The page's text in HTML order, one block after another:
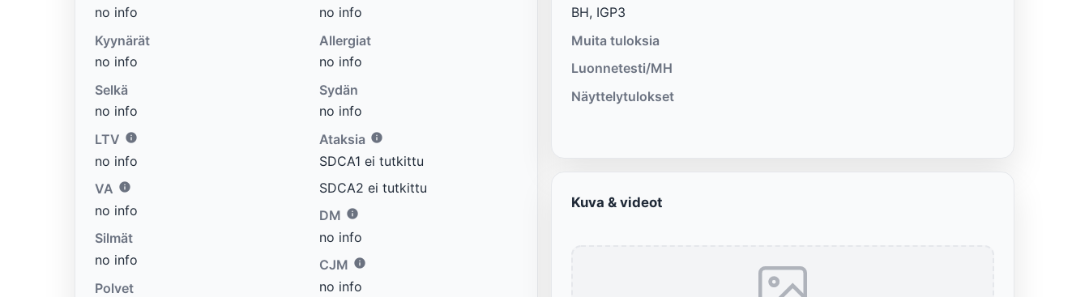
no info
Kyynärät
no info
Selkä
no info
LTV
no info
VA
no info
Silmät
no info
Polvet
no info
Allergiat
no info
Sydän
no info
Ataksia
SDCA1 ei tutkittu
SDCA2 ei tutkittu
DM
no info
CJM
no info
BH, IGP3
Muita tuloksia
Luonnetesti/MH
Näyttelytulokset
Kuva & videot